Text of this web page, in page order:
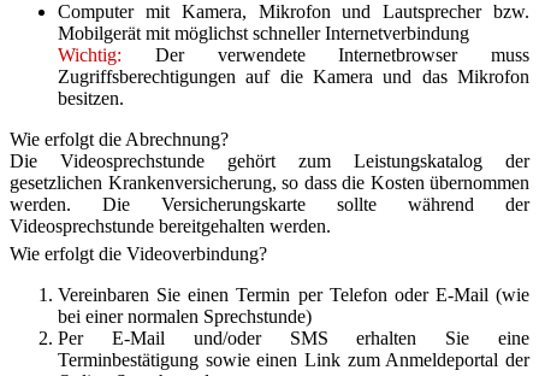
Computer mit Kamera, Mikrofon und Lautsprecher bzw.
Mobilgerät mit möglichst schneller Internetverbindung
Wichtig: Der verwendete Internetbrowser muss
Zugriffsberechtigungen auf die Kamera und das Mikrofon
besitzen.
Wie erfolgt die Abrechnung?
Die Videosprechstunde gehört zum Leistungskatalog der
gesetzlichen Krankenversicherung, so dass die Kosten übernommen
werden. Die Versicherungskarte sollte während der
Videosprechstunde bereitgehalten werden.
Wie erfolgt die Videoverbindung?
Vereinbaren Sie einen Termin per Telefon oder E-Mail (wie
bei einer normalen Sprechstunde)
Per E-Mail und/oder SMS erhalten Sie eine
Terminbestätigung sowie einen Link zum Anmeldeportal der